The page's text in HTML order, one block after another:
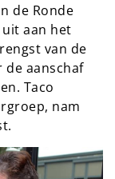
de Ronde
uit aan het
van de
de aanschaf
Taco
nam